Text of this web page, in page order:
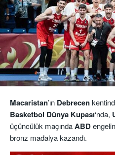
Macaristan’ın Debrecen
Basketbol Dünya Kupası‘nda,
üçüncülük maçındaABD
bronz madalya kazandı.